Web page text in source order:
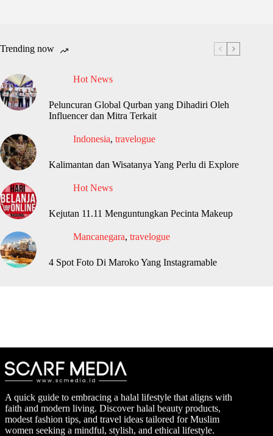
Trending now
Hot News
Peluncuran Global Qurban yang Dihadiri Oleh
Influencer dan Mitra Terkait
Indonesia, travelogue
Kalimantan dan Wisatanya Yang Perlu di Explore
Hot News
Kejutan 11.11 Menguntungkan Pecinta Makeup
Mancanegara, travelogue
4 Spot Foto Di Maroko Yang Instagramable
A quick guide to embracing a halal lifestyle that aligns with
faith and modern living. Discover halal beauty products,
modest fashion tips, and travel ideas tailored for Muslim
women seeking a mindful, stylish, and ethical lifestyle.